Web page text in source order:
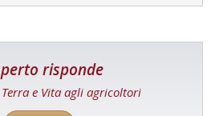
risponde
e Vita agli agricoltori